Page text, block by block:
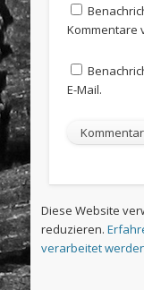
Kommentare
E-Mail.
Diese Website
reduzieren.
verarbeitet